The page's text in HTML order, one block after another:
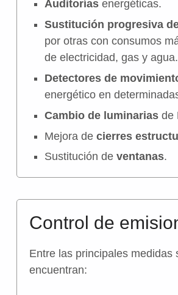
Auditoríasenergéticas.
Sustitución progresiva
por otras con consumos
de electricidad, gas y agua.
Detectores de
energético en
Cambio de luminariasde
Mejora de cierres
Sustitución de ventanas.
Control de
Entre las principales medidas
encuentran: